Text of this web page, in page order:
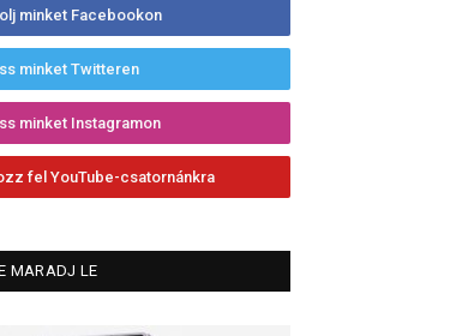
minket Facebookon
minket Twitteren
minket Instagramon
fel YouTube-csatornánkra
MARADJ LE